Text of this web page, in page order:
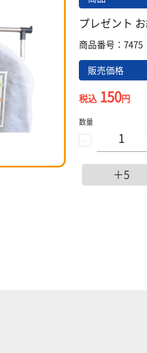
プレゼント
商品番号：7475
販売価格
税込 150円
-
数量
＋5